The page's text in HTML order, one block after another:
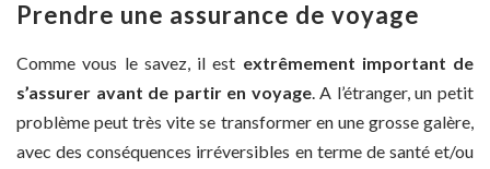
Prendre une assurance de voyage
Comme vous le savez, il est extrêmement important de
s’assurer avant de partir en voyage. A l’étranger, un petit
problème peut très vite se transformer en une grosse galère,
avec des conséquences irréversibles en terme de santé et/ou